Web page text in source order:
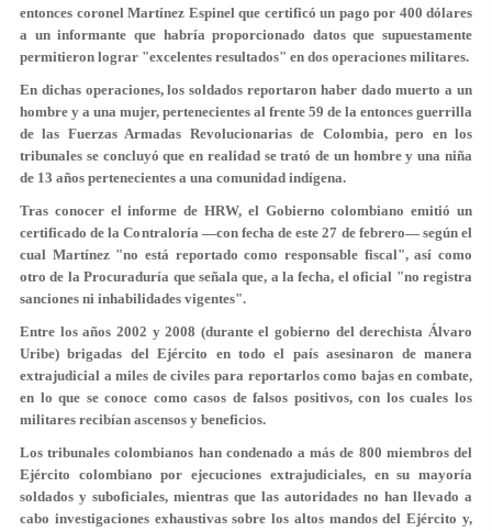
entonces coronel Martínez Espinel que certificó un pago por 400 dólares
a un informante que habría proporcionado datos que supuestamente
permitieron lograr "excelentes resultados" en dos operaciones militares.
En dichas operaciones, los soldados reportaron haber dado muerto a un
hombre y a una mujer, pertenecientes al frente 59 de la entonces guerrilla
de las Fuerzas Armadas Revolucionarias de Colombia, pero en los
tribunales se concluyó que en realidad se trató de un hombre y una niña
de 13 años pertenecientes a una comunidad indígena.
Tras conocer el informe de HRW, el Gobierno colombiano emitió un
certificado de la Contraloría —con fecha de este 27 de febrero— según el
cual Martínez "no está reportado como responsable fiscal", así como
otro de la Procuraduría que señala que, a la fecha, el oficial "no registra
sanciones ni inhabilidades vigentes".
Entre los años 2002 y 2008 (durante el gobierno del derechista Álvaro
Uribe) brigadas del Ejército en todo el país asesinaron de manera
extrajudicial a miles de civiles para reportarlos como bajas en combate,
en lo que se conoce como casos de falsos positivos, con los cuales los
militares recibían ascensos y beneficios.
Los tribunales colombianos han condenado a más de 800 miembros del
Ejército colombiano por ejecuciones extrajudiciales, en su mayoría
soldados y suboficiales, mientras que las autoridades no han llevado a
cabo investigaciones exhaustivas sobre los altos mandos del Ejército y,